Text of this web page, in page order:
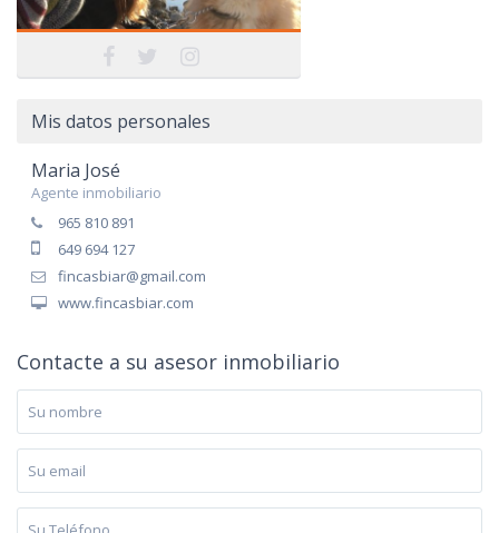
Mis datos personales
Maria José
Agente inmobiliario
965 810 891
649 694 127
fincasbiar@gmail.com
www.fincasbiar.com
Contacte a su asesor inmobiliario